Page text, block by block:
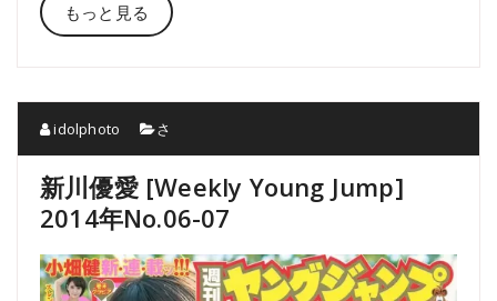
もっと見る
idolphoto さ
新川優愛 [Weekly Young Jump]
2014年No.06-07